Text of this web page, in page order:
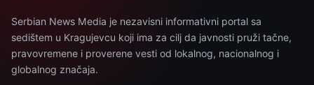
Serbian News Media je nezavisni informativni portal sa
sedištem u Kragujevcu koji ima za cilj da javnosti pruži tačne,
pravovremene i proverene vesti od lokalnog, nacionalnog i
globalnog značaja.